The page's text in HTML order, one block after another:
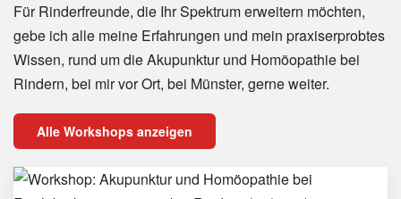
Für Rinderfreunde, die Ihr Spektrum erweitern möchten,
gebe ich alle meine Erfahrungen und mein praxiserprobtes
Wissen, rund um die Akupunktur und Homöopathie bei
Rindern, bei mir vor Ort, bei Münster, gerne weiter.
Alle Workshops anzeigen